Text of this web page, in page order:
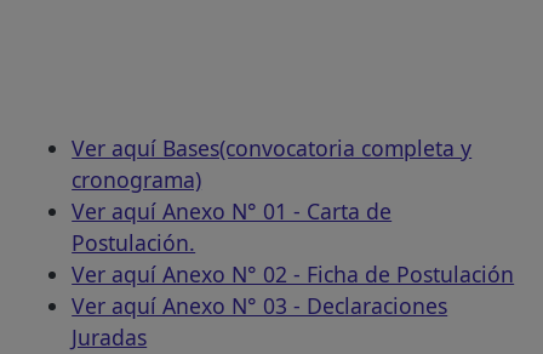
Ver aquí Bases(convocatoria completa y
cronograma)
Ver aquí Anexo N° 01 - Carta de
Postulación.
Ver aquí Anexo N° 02 - Ficha de Postulación
Ver aquí Anexo N° 03 - Declaraciones
Juradas